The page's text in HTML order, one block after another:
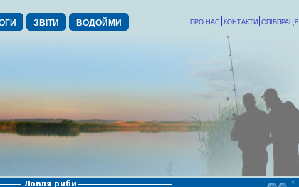
ЗВІТИ ВОДОЙМИ СПІВПРАЦЯ
КОНТАКТИ
ПРО НАС